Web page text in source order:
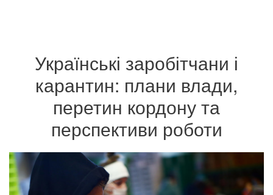
Українські заробітчани і
карантин: плани влади,
перетин кордону та
перспективи роботи